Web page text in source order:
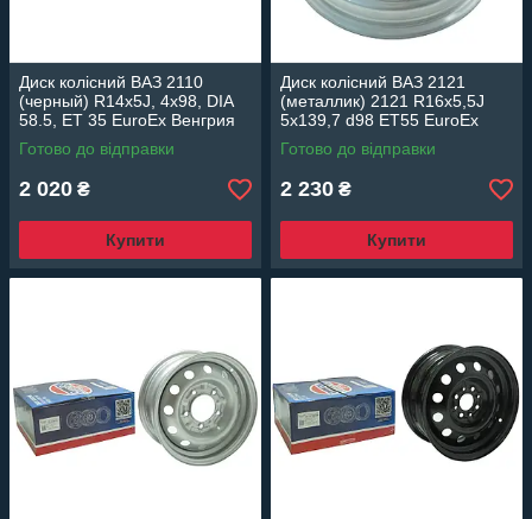
Диск колісний ВАЗ 2110
(черный) R14x5J, 4x98, DIA
58.5, ET 35 EuroEx Венгрия
Готово до відправки
2 020 ₴
Купити
Диск колісний ВАЗ 2121
(металлик) 2121 R16x5,5J
5x139,7 d98 ET55 EuroEx
Венгрия
Готово до відправки
2 230 ₴
Купити